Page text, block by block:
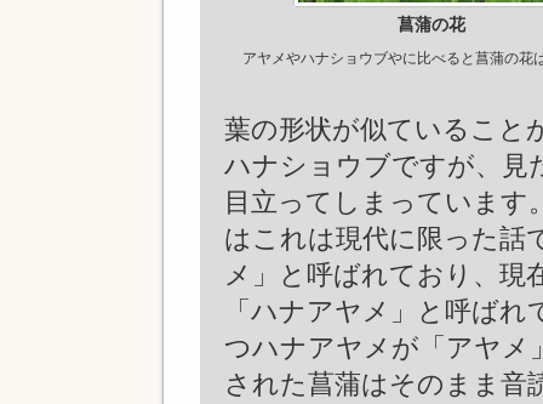
菖蒲の花
アヤメやハナショウブやに比べると菖蒲の花
葉の形状が似ていること
ハナショウブですが、見
目立ってしまっています
はこれは現代に限った話
メ」と呼ばれており、現
「ハナアヤメ」と呼ば
つハナアヤメが「アヤメ
された菖蒲はそのまま音